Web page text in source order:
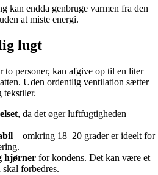
kan endda genbruge varmen fra den
at miste energi.
lugt
to personer, kan afgive op til en liter
Uden ordentlig ventilation sætter
tekstiler.
, da det øger luftfugtigheden
– omkring 18–20 grader er ideelt for
hjørner for kondens. Det kan være et
forbedres.